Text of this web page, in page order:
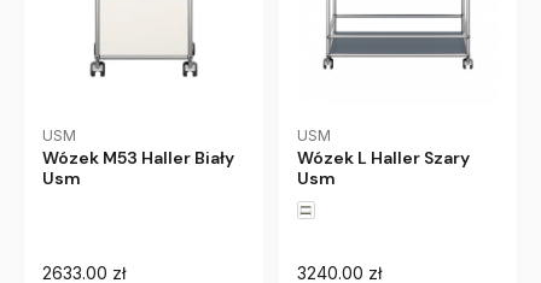
USM
Wózek M53 Haller Biały
Usm
2633.00 zł
USM
Wózek L Haller Szary
Usm
3240.00 zł